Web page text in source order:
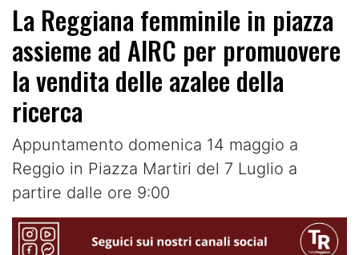
La Reggiana femminile in piazza
assieme ad AIRC per promuovere
la vendita delle azalee della
ricerca
Appuntamento domenica 14 maggio a
Reggio in Piazza Martiri del 7 Luglio a
partire dalle ore 9:00